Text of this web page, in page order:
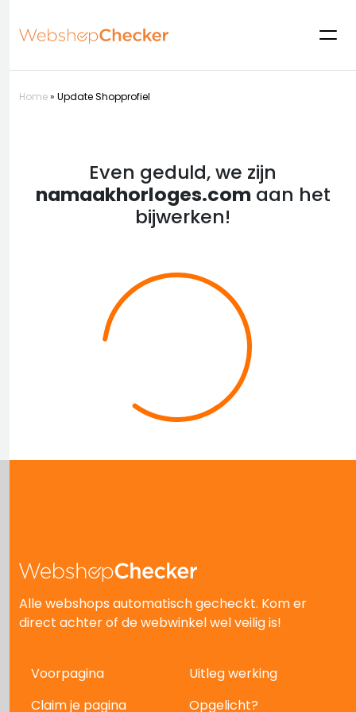
Home» Update Shopprofiel
Even geduld, we zijn
namaakhorloges.com aan het
bijwerken!
Alle webshops automatisch gecheckt. Kom er
direct achter of de webwinkel wel veilig is!
Voorpagina
Uitleg werking
Claim je pagina
Opgelicht?